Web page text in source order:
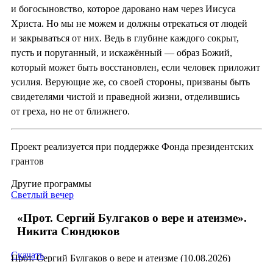
и богосыновство, которое даровано нам через Иисуса
Христа. Но мы не можем и должны отрекаться от людей
и закрываться от них. Ведь в глубине каждого сокрыт,
пусть и поруганный, и искажённый — образ Божий,
который может быть восстановлен, если человек приложит
усилия. Верующие же, со своей стороны, призваны быть
свидетелями чистой и праведной жизни, отделившись
от греха, но не от ближнего.
Проект реализуется при поддержке Фонда президентских
грантов
Другие программы
Светлый вечер
«Прот. Сергий Булгаков о вере и атеизме».
Никита Сюндюков
Прот. Сергий Булгаков о вере и атеизме (10.08.2026)
Скачать